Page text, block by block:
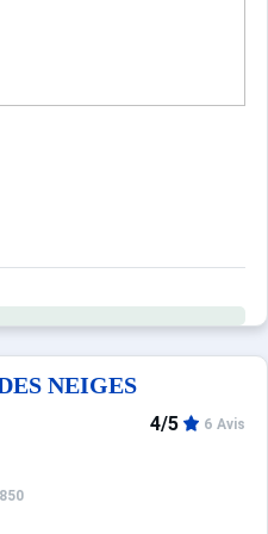
NEIGES
4/5 6 Avis